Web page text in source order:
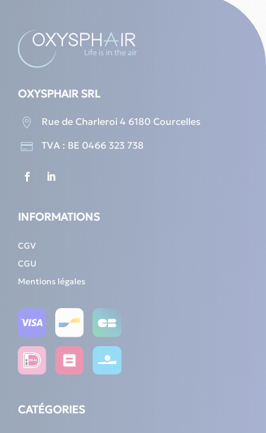
be
chosen
OXYSPHAIR SRL
 Rue de Charleroi 4 6180 Courcelles
 TVA : BE 0466 323 738
INFORMATIONS
CGV
CGU
Mentions légales
CATÉGORIES